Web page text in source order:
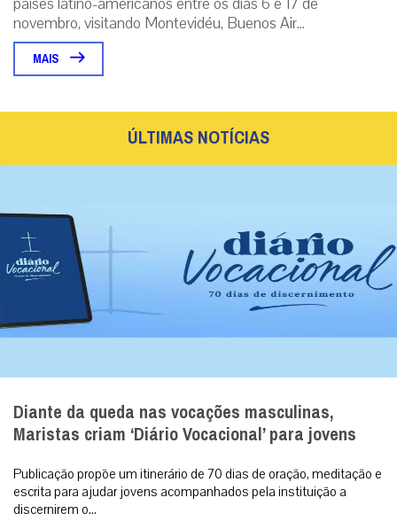
novembro, visitando Montevidéu, Buenos Air...
MAIS
ÚLTIMAS NOTÍCIAS
Diante da queda nas vocações masculinas,
Maristas criam ‘Diário Vocacional’ para jovens
Publicação propõe um itinerário de 70 dias de oração, meditação e
escrita para ajudar jovens acompanhados pela instituição a
discernirem o...